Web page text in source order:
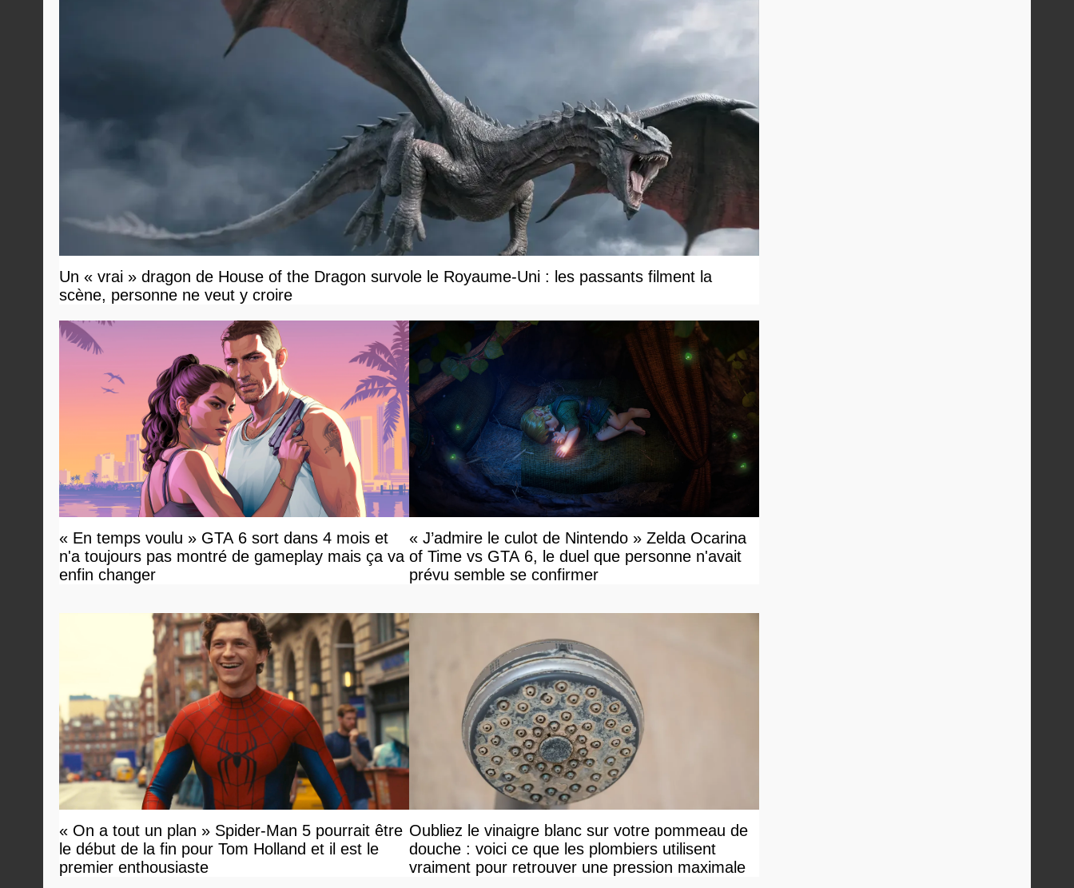
Un « vrai » dragon de House of the Dragon survole le Royaume-Uni : les passants filment la
scène, personne ne veut y croire
« En temps voulu » GTA 6 sort dans 4 mois et
n'a toujours pas montré de gameplay mais ça va
enfin changer
« J’admire le culot de Nintendo » Zelda Ocarina
of Time vs GTA 6, le duel que personne n'avait
prévu semble se confirmer
« On a tout un plan » Spider-Man 5 pourrait être
le début de la fin pour Tom Holland et il est le
premier enthousiaste
Oubliez le vinaigre blanc sur votre pommeau de
douche : voici ce que les plombiers utilisent
vraiment pour retrouver une pression maximale